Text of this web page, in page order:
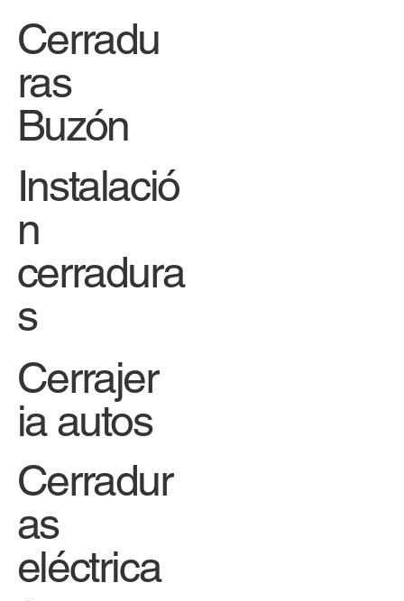
Cerradu
ras
Buzón
Instalació
n
cerradura
s
Cerrajer
ia autos
Cerradur
as
eléctrica